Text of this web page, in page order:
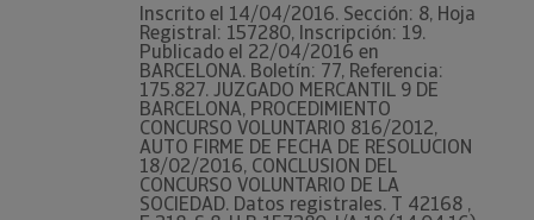
Inscrito el 14/04/2016. Sección: 8, Hoja
Registral: 157280, Inscripción: 19.
Publicado el 22/04/2016 en
BARCELONA. Boletín: 77, Referencia:
175.827. JUZGADO MERCANTIL 9 DE
BARCELONA, PROCEDIMIENTO
CONCURSO VOLUNTARIO 816/2012,
AUTO FIRME DE FECHA DE RESOLUCION
18/02/2016, CONCLUSION DEL
CONCURSO VOLUNTARIO DE LA
SOCIEDAD. Datos registrales. T 42168 ,